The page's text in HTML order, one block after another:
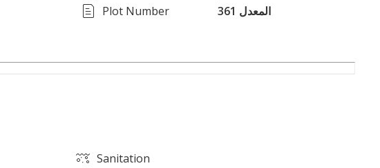
Plot Number
361 المعدل
Sanitation